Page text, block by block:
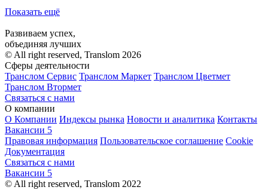
Показать ещё
Развиваем успех,
объединяя лучших
© All right reserved, Translom 2026
Сферы деятельности
Транслом Сервис Транслом Маркет Транслом Цветмет
Транслом Втормет
Связаться с нами
О компании
О Компании Индексы рынка Новости и аналитика Контакты
Вакансии 5
Правовая информация Пользовательское соглашение Cookie
Документация
Связаться с нами
Вакансии 5
© All right reserved, Translom 2022